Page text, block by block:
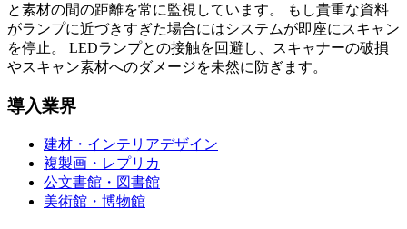
と素材の間の距離を常に監視しています。 もし貴重な資料
がランプに近づきすぎた場合にはシステムが即座にスキャン
を停止。 LEDランプとの接触を回避し、スキャナーの破損
やスキャン素材へのダメージを未然に防ぎます。
導入業界
建材・インテリアデザイン
複製画・レプリカ
公文書館・図書館
美術館・博物館